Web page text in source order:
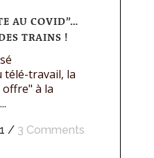
AU COVID”…
TRAINS !
télé-travail, la
offre" à la
/ 3 Comments